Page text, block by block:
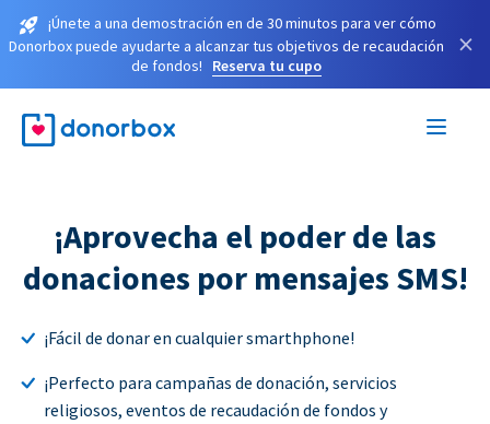
¡Únete a una demostración en de 30 minutos para ver cómo
Donorbox puede ayudarte a alcanzar tus objetivos de recaudación
de fondos!
Reserva tu cupo
×
¡Aprovecha el poder de las
donaciones por mensajes SMS!
¡Fácil de donar en cualquier smarthphone!
¡Perfecto para campañas de donación, servicios
religiosos, eventos de recaudación de fondos y